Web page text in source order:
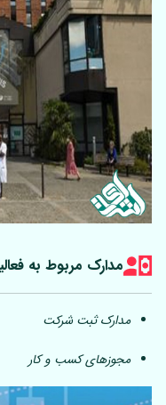
مدارک مربوط به
مدارک ثبت شرکت
مجوزهای کسب و کار